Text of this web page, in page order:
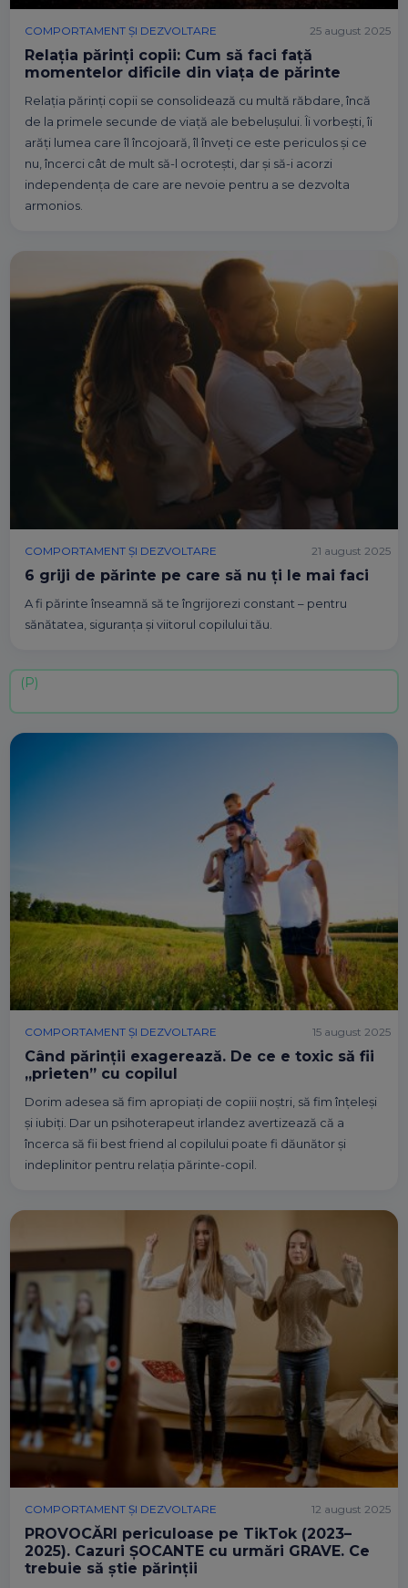
COMPORTAMENT ȘI DEZVOLTARE
Relaţia părinţi copii: Cum să faci faţă
momentelor dificile din viaţa de părinte
Relaţia părinţi copii se consolidează cu multă răbdare, încă
de la primele secunde de viaţă ale bebeluşului. Îi vorbeşti, îi
arăţi lumea care îl încojoară, îl înveţi ce este periculos şi ce
nu, încerci cât de mult să-l ocroteşti, dar şi să-i acorzi
independenţa de care are nevoie pentru a se dezvolta
armonios.
25 august 2025
COMPORTAMENT ȘI DEZVOLTARE
6 griji de părinte pe care să nu ți le mai faci
A fi părinte înseamnă să te îngrijorezi constant – pentru
sănătatea, siguranța și viitorul copilului tău.
21 august 2025
COMPORTAMENT ȘI DEZVOLTARE
Când părinții exagerează. De ce e toxic să fii
„prieten” cu copilul
Dorim adesea să fim apropiați de copiii noștri, să fim înțeleși
și iubiți. Dar un psihoterapeut irlandez avertizează că a
încerca să fii best friend al copilului poate fi dăunător și
indeplinitor pentru relația părinte-copil.
15 august 2025
COMPORTAMENT ȘI DEZVOLTARE
PROVOCĂRI periculoase pe TikTok (2023–
2025). Cazuri ȘOCANTE cu urmări GRAVE. Ce
trebuie să știe părinții
12 august 2025